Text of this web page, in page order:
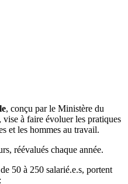
, conçu par le Ministère du
à faire évoluer les pratiques
et les hommes au travail.
réévalués chaque année.
50 à 250 salarié.e.s, portent